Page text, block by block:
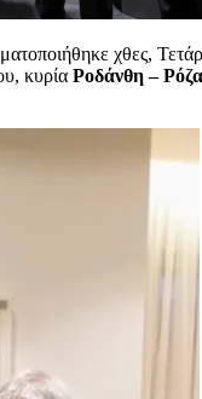
χθες,
κυρία Ροδάνθη –